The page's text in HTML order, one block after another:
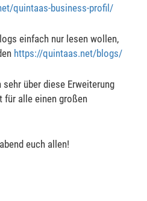
quintaas-business-profil/
einfach nur lesen wollen,
https://quintaas.net/blogs/
über diese Erweiterung
für alle einen großen
euch allen!